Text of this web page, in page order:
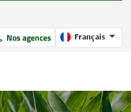
Nos agences Français